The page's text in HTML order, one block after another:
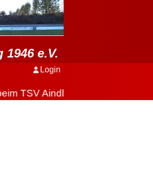
e.V.
Login
TSV Aindling